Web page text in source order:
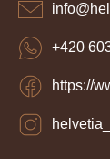
info@
https://
+420